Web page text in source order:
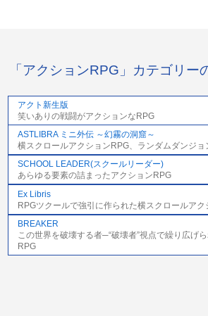
「アクションRPG」カテゴリー
アクト新生版
笑いありの戦闘がアクションなRPG
ASTLIBRA ミニ外伝 ～幻霧の洞窟～
横スクロールアクションRPG、ランダムダンジョ
SCHOOL LEADER(スクールリーダー)
あらゆる要素の詰まったアクションRPG
Ex Libris
RPGツクールで強引に作られた横スクロールアク
BREAKER
この世界を破壊する者─“破壊者”視点で繰り広げ
RPG